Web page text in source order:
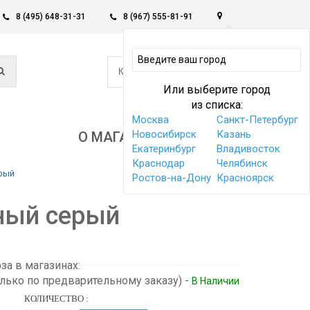
8 (495) 648-31-31 8 (967) 555-81-91
Или выберите город
из списка:
Москва
Санкт-Петербург
Новосибирск
Казань
Екатеринбург
Владивосток
Краснодар
Челябинск
Ростов-на-Дону Красноярск
КОРЗИНА -
0
О МАГАЗИНЕ
серый
в магазинах:
по предварительному заказу) - В Наличии
КОЛИЧЕСТВО :